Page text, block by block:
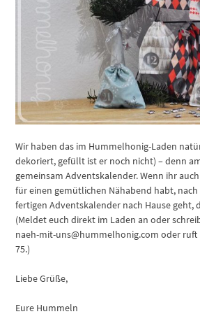
Wir haben das im Hummelhonig-Laden
dekoriert, gefüllt ist er noch nicht) – denn
gemeinsam Adventskalender. Wenn ihr
für einen gemütlichen Nähabend habt,
fertigen Adventskalender nach Hause geht,
(Meldet euch direkt im Laden an oder
naeh-mit-uns@hummelhonig.com oder ruft
75.)
Liebe Grüße,
Eure Hummeln